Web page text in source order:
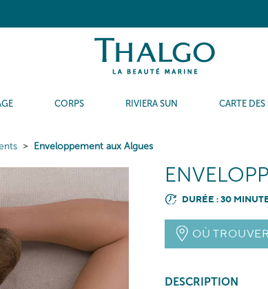
CORPS RIVIERA SUN CARTE
Enveloppement aux Algues
DURÉE : 30
OÙ
DESCRIPTION